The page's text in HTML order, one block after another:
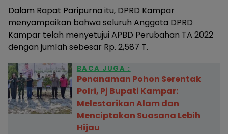
Dalam Rapat Paripurna itu, DPRD Kampar
menyampaikan bahwa seluruh Anggota DPRD
Kampar telah menyetujui APBD Perubahan TA 2022
dengan jumlah sebesar Rp. 2,587 T.
BACA JUGA :
Penanaman Pohon Serentak
Polri, Pj Bupati Kampar:
Melestarikan Alam dan
Menciptakan Suasana Lebih
Hijau